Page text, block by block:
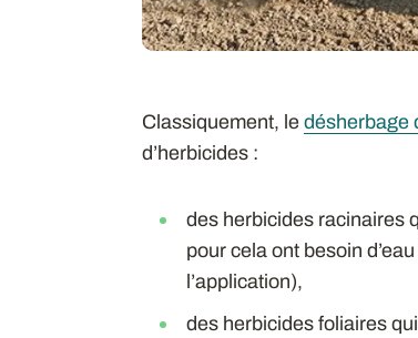
Classiquement, le désherbage
d’herbicides :
des herbicides racinaires
pour cela ont besoin
l’application),
des herbicides foliaires